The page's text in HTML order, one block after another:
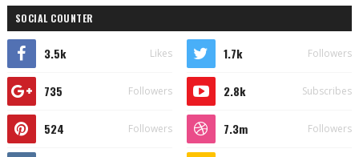
SOCIAL COUNTER
3.5k Likes 1.7k Followers
735 Followers 2.8k Subscribes
524 Followers 7.3m Followers